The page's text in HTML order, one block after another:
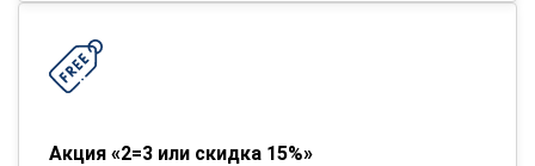
Акция «2=3 или скидка 15%»